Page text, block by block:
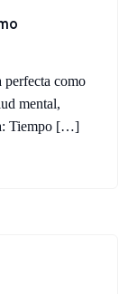
perfecta como
mental,
Tiempo […]